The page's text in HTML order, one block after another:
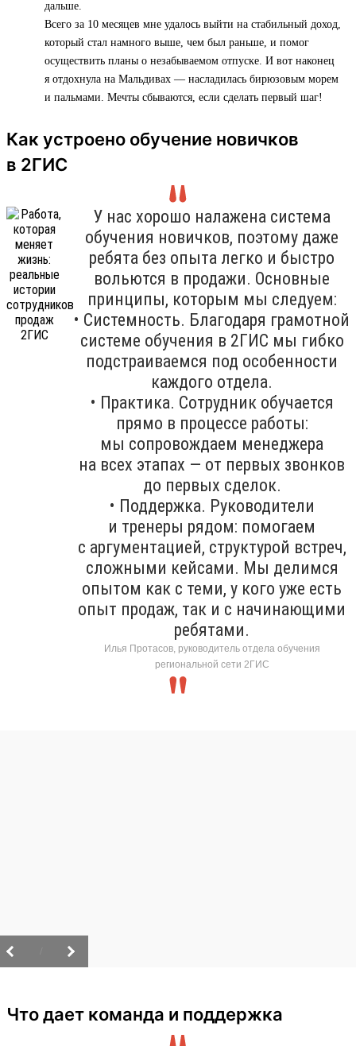
дальше.
Всего за 10 месяцев мне удалось выйти на стабильный доход,
который стал намного выше, чем был раньше, и помог
осуществить планы о незабываемом отпуске. И вот наконец
я отдохнула на Мальдивах — насладилась бирюзовым морем
и пальмами. Мечты сбываются, если сделать первый шаг!
Как устроено обучение новичков
в 2ГИС
У нас хорошо налажена система
обучения новичков, поэтому даже
ребята без опыта легко и быстро
вольются в продажи. Основные
принципы, которым мы следуем:
• Системность. Благодаря грамотной
системе обучения в 2ГИС мы гибко
подстраиваемся под особенности
каждого отдела.
• Практика. Сотрудник обучается
прямо в процессе работы:
мы сопровождаем менеджера
на всех этапах — от первых звонков
до первых сделок.
• Поддержка. Руководители
и тренеры рядом: помогаем
с аргументацией, структурой встреч,
сложными кейсами. Мы делимся
опытом как с теми, у кого уже есть
опыт продаж, так и с начинающими
ребятами.
Илья Протасов, руководитель отдела обучения
региональной сети 2ГИС
Что дает команда и поддержка